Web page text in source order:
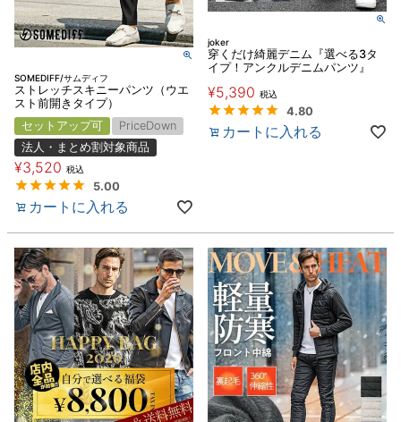
SOMEDIFF/サムディフ
ストレッチスキニーパンツ（ウエ
スト前開きタイプ）
セットアップ可
PriceDown
法人・まとめ割対象商品
¥3,520 税込
5.00
カートに入れる
joker
穿くだけ綺麗デニム『選べる3タ
イプ！アンクルデニムパンツ』
¥5,390 税込
4.80
カートに入れる